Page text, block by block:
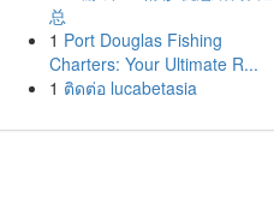
总
1 Port Douglas Fishing
Charters: Your Ultimate R...
1 ติดต่อ lucabetasia